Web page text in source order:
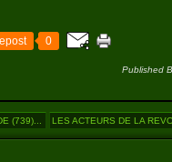
0
Published
(739)... LES ACTEURS DE LA